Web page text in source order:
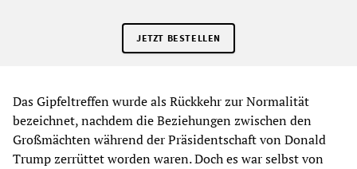
JETZT BESTELLEN
Das Gipfeltreffen wurde als Rückkehr zur Normalität
bezeichnet, nachdem die Beziehungen zwischen den
Großmächten während der Präsidentschaft von Donald
Trump zerrüttet worden waren. Doch es war selbst von